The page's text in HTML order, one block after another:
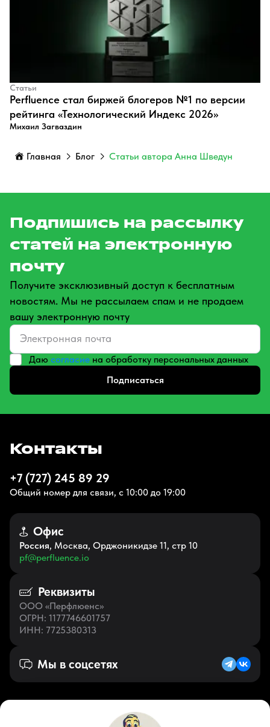
Статьи
Perfluence стал биржей блогеров №1 по версии
рейтинга «Технологический Индекс 2026»
Михаил Загваздин
Главная Блог Статьи автора Анна Шведун
Подпишись на рассылку
статей на электронную
почту
Получите эксклюзивный доступ к бесплатным
новостям. Мы не рассылаем спам и не продаем
вашу электронную почту
Даю согласие на обработку персональных данных
Подписаться
Контакты
+7 (727) 245 89 29
Общий номер для связи, с 10:00 до 19:00
Офис
Россия, Москва, Орджоникидзе 11, стр 10
pf@perfluence.io
Реквизиты
ООО «Перфлюенс»
ОГРН: 1177746601757
ИНН: 7725380313
Мы в соцсетях